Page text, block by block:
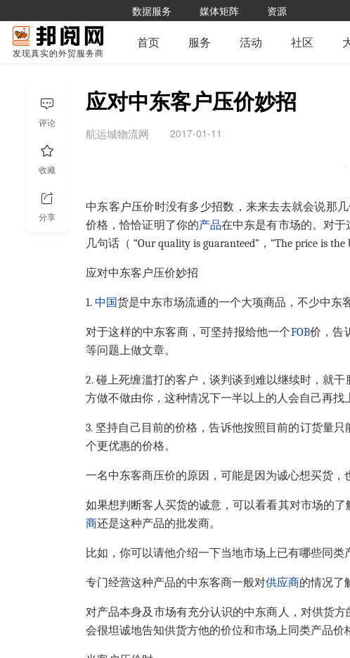
数据服务 媒体矩阵 资源
发现真实的外贸服务商
首页 服务 活动 社区
应对中东客户压价妙招
航运城物流网 2017-01-11
中东客户压价时没有多少招数，来来去去就会说那几
价格，恰恰证明了你的产品在中东是有市场的。对
几句话（ “Our quality is guaranteed”，“The price is the
应对中东客户压价妙招
1. 中国货是中东市场流通的一个大项商品，不少中东
对于这样的中东客商，可坚持报给他一个FOB价，告
等问题上做文章。
2. 碰上死缠滥打的客户，谈判谈到难以继续时，就
方做不做由你，这种情况下一半以上的人会自己再找
3. 坚持自己目前的价格，告诉他按照目前的订货量
个更优惠的价格。
一名中东客商压价的原因，可能是因为诚心想买货，
如果想判断客人买货的诚意，可以看看其对市场的
商还是这种产品的批发商。
比如，你可以请他介绍一下当地市场上已有哪些同类
专门经营这种产品的中东客商一般对供应商的情况了
对产品本身及市场有充分认识的中东商人，对供货
会很坦诚地告知供货方他的价位和市场上同类产品价
评论
收藏
分享